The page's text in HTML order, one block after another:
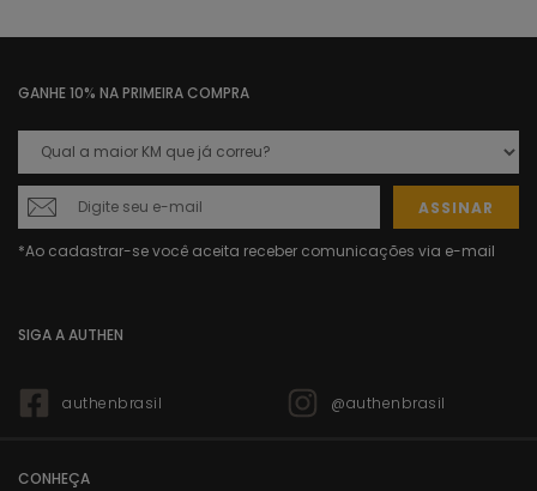
GANHE 10% NA PRIMEIRA COMPRA
ASSINAR
SIGA A AUTHEN
authenbrasil @authenbrasil
CONHEÇA